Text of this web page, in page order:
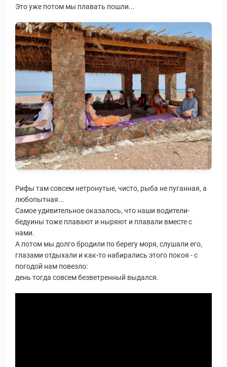
Это уже потом мы плавать пошли...
Рифы там совсем нетронутые, чисто, рыба не пуганная, а
любопытная...
Самое удивительное оказалось, что наши водители-
бедуины тоже плавают и ныряют и плавали вместе с
нами.
А потом мы долго бродили по берегу моря, слушали его,
глазами отдыхали и как-то набирались этого покоя - с
погодой нам повезло:
день тогда совсем безветренный выдался.